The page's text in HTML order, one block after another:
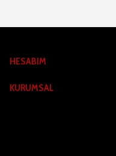
HESABIM
KURUMSAL